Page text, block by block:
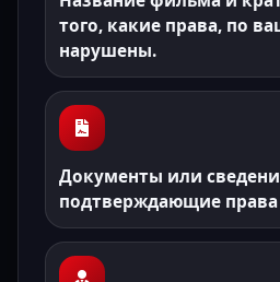
того, какие права, по
нарушены.
Документы или
подтверждающие права